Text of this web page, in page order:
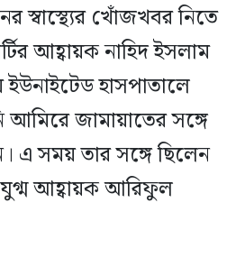
স্বাস্থ্যের খোঁজখবর নিতে
আহ্বায়ক নাহিদ ইসলাম
ইউনাইটেড হাসপাতালে
আমিরে জামায়াতের সঙ্গে
এ সময় তার সঙ্গে ছিলেন
আহ্বায়ক আরিফুল